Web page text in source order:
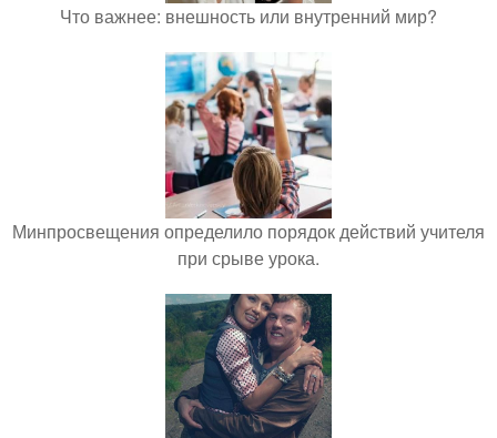
Что важнее: внешность или внутренний мир?
Минпросвещения определило порядок действий учителя
при срыве урока.